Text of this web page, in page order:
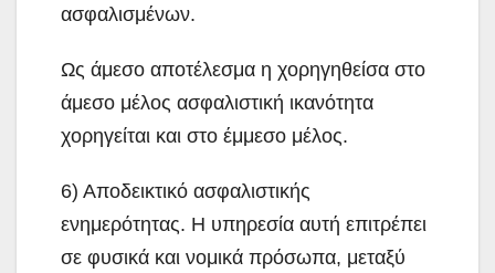
ασφαλισμένων.
Ως άμεσο αποτέλεσμα η χορηγηθείσα στο
άμεσο μέλος ασφαλιστική ικανότητα
χορηγείται και στο έμμεσο μέλος.
6) Αποδεικτικό ασφαλιστικής
ενημερότητας. H υπηρεσία αυτή επιτρέπει
σε φυσικά και νομικά πρόσωπα, μεταξύ